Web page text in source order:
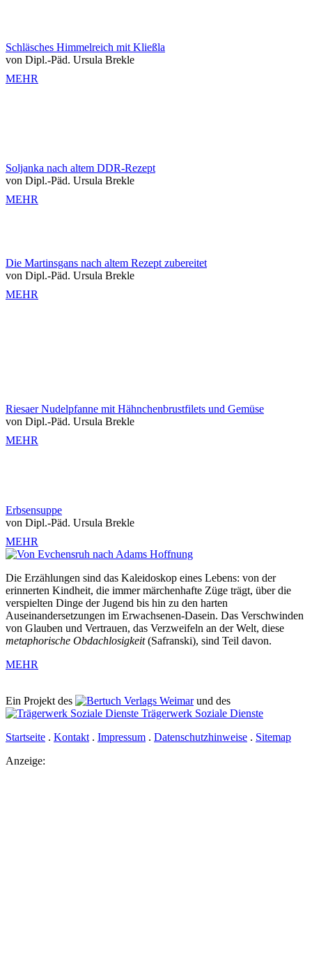
Schläsches Himmelreich mit Kließla
von Dipl.-Päd. Ursula Brekle
MEHR
Soljanka nach altem DDR-Rezept
von Dipl.-Päd. Ursula Brekle
MEHR
Die Martinsgans nach altem Rezept zubereitet
von Dipl.-Päd. Ursula Brekle
MEHR
Riesaer Nudelpfanne mit Hähnchenbrustfilets und Gemüse
von Dipl.-Päd. Ursula Brekle
MEHR
Erbsensuppe
von Dipl.-Päd. Ursula Brekle
MEHR
Die Erzählungen sind das Kaleidoskop eines Lebens: von der
erinnerten Kindheit, die immer märchenhafte Züge trägt, über die
verspielten Dinge der Jugend bis hin zu den harten
Auseinandersetzungen im Erwachsenen-Dasein. Das Verschwinden
von Glauben und Vertrauen, das Verzweifeln an der Welt, diese
metaphorische Obdachlosigkeit(Safranski), sind Teil davon.
MEHR
Ein Projekt des Verlags Weimarund des
Trägerwerk Soziale Dienste
Startseite . Kontakt . Impressum . Datenschutzhinweise . Sitemap
Anzeige: